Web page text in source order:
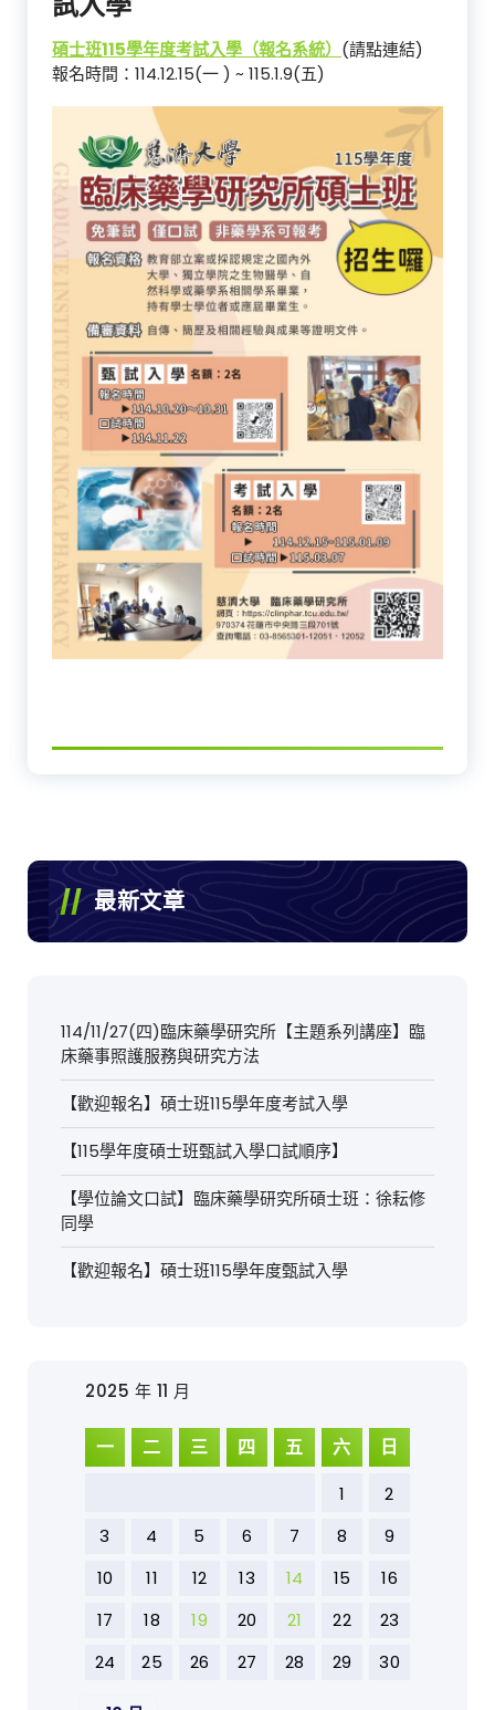
碩士班115學年度考試入學（報名系統） (請點連結)
報名時間：114.12.15(一 ) ~ 115.1.9(五)
最新文章
114/11/27(四)臨床藥學研究所【主題系列講座】臨
床藥事照護服務與研究方法
【歡迎報名】碩士班115學年度考試入學
【115學年度碩士班甄試入學口試順序】
【學位論文口試】臨床藥學研究所碩士班：徐耘修
同學
【歡迎報名】碩士班115學年度甄試入學
2025 年 11 月
一 二 三 四 五 六 日
1
2
3
4 5 6 7 8
9
10
11 12 13 14 15
16
17
18 19 20 21 22
23
24
25 26 27 28 29 30